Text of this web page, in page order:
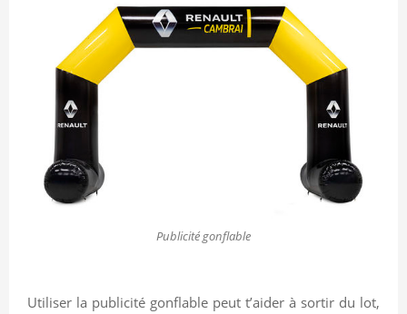
Publicité gonflable
Utiliser la publicité gonflable peut t’aider à sortir du lot,